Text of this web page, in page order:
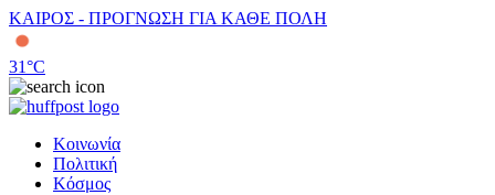
ΚΑΙΡΟΣ - ΠΡΟΓΝΩΣΗ ΓΙΑ ΚΑΘΕ ΠΟΛΗ
31°C
Κοινωνία
Πολιτική
Κόσμος